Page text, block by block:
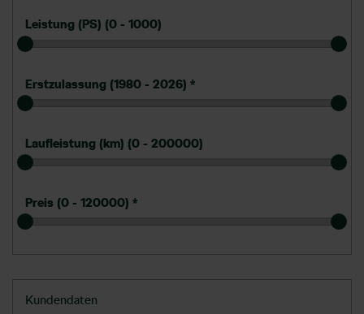
Leistung (PS) (0 - 1000)
Erstzulassung (1980 - 2026) *
Laufleistung (km) (0 - 200000)
Preis (0 - 120000) *
Kundendaten